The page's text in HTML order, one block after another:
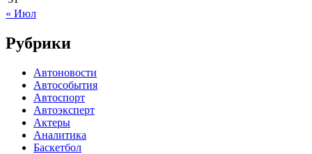
« Июл
Рубрики
Автоновости
Автособытия
Автоспорт
Автоэксперт
Актеры
Аналитика
Баскетбол